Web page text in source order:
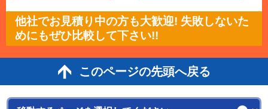
他社でお見積り中の方も大歓迎! 失敗しないた
めにもぜひ比較して下さい!!
このページの先頭へ戻る